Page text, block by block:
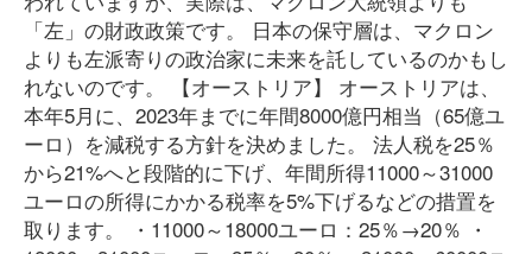
「左」の財政政策です。 日本の保守層は、マクロン
よりも左派寄りの政治家に未来を託しているのかもし
れないのです。 【オーストリア】 オーストリアは、
本年5月に、2023年までに年間8000億円相当（65億ユ
ーロ）を減税する方針を決めました。 法人税を25％
から21%へと段階的に下げ、年間所得11000～31000
ユーロの所得にかかる税率を5%下げるなどの措置を
取ります。 ・11000～18000ユーロ：25％→20％ ・